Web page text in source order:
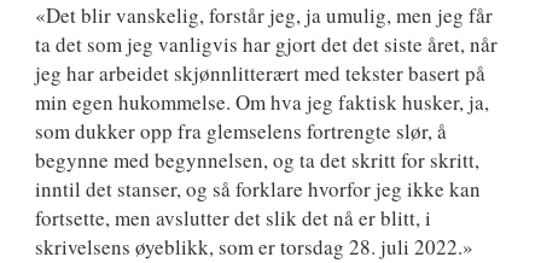
«Det blir vanskelig, forstår jeg, ja umulig, men jeg får
ta det som jeg vanligvis har gjort det det siste året, når
jeg har arbeidet skjønnlitterært med tekster basert på
min egen hukommelse. Om hva jeg faktisk husker, ja,
som dukker opp fra glemselens fortrengte slør, å
begynne med begynnelsen, og ta det skritt for skritt,
inntil det stanser, og så forklare hvorfor jeg ikke kan
fortsette, men avslutter det slik det nå er blitt, i
skrivelsens øyeblikk, som er torsdag 28. juli 2022.»